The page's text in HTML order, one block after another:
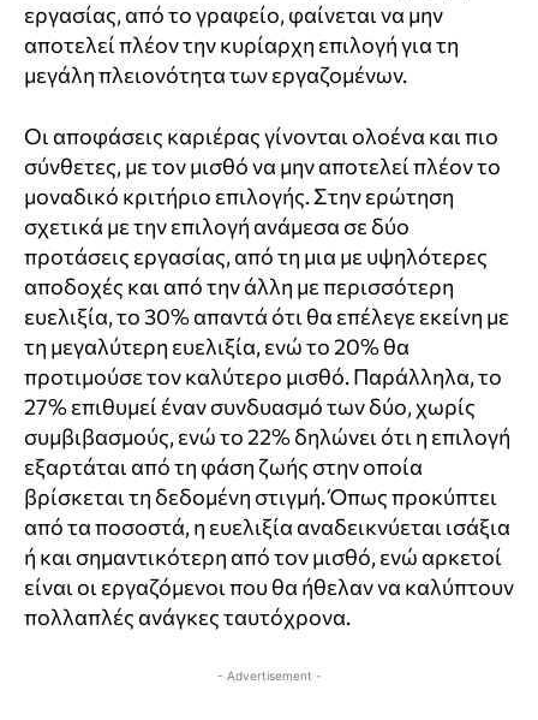
εργασίας, από το γραφείο, φαίνεται να μην
αποτελεί πλέον την κυρίαρχη επιλογή για τη
μεγάλη πλειονότητα των εργαζομένων.
Οι αποφάσεις καριέρας γίνονται ολοένα και πιο
σύνθετες, με τον μισθό να μην αποτελεί πλέον το
μοναδικό κριτήριο επιλογής. Στην ερώτηση
σχετικά με την επιλογή ανάμεσα σε δύο
προτάσεις εργασίας, από τη μια με υψηλότερες
αποδοχές και από την άλλη με περισσότερη
ευελιξία, το 30% απαντά ότι θα επέλεγε εκείνη με
τη μεγαλύτερη ευελιξία, ενώ το 20% θα
προτιμούσε τον καλύτερο μισθό. Παράλληλα, το
27% επιθυμεί έναν συνδυασμό των δύο, χωρίς
συμβιβασμούς, ενώ το 22% δηλώνει ότι η επιλογή
εξαρτάται από τη φάση ζωής στην οποία
βρίσκεται τη δεδομένη στιγμή. Όπως προκύπτει
από τα ποσοστά, η ευελιξία αναδεικνύεται ισάξια
ή και σημαντικότερη από τον μισθό, ενώ αρκετοί
είναι οι εργαζόμενοι που θα ήθελαν να καλύπτουν
πολλαπλές ανάγκες ταυτόχρονα.
- Advertisement -